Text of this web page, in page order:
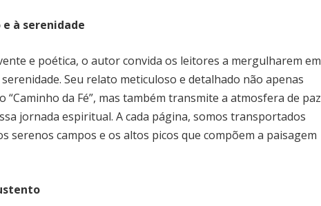
à serenidade
e poética, o autor convida os leitores a mergulharem em
Seu relato meticuloso e detalhado não apenas
“Caminho da Fé”, mas também transmite a atmosfera de paz
jornada espiritual. A cada página, somos transportados
serenos campos e os altos picos que compõem a paisagem